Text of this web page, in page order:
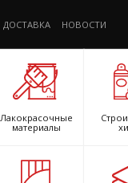
ДОСТАВКА НОВОСТИ
Лакокрасочные
материалы